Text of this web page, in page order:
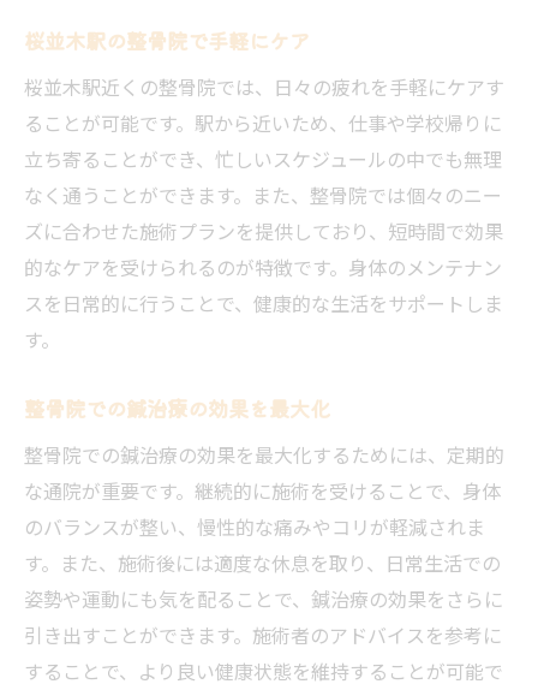
桜並木駅の整骨院で手軽にケア
桜並木駅近くの整骨院では、日々の疲れを手軽にケアす
ることが可能です。駅から近いため、仕事や学校帰りに
立ち寄ることができ、忙しいスケジュールの中でも無理
なく通うことができます。また、整骨院では個々のニー
ズに合わせた施術プランを提供しており、短時間で効果
的なケアを受けられるのが特徴です。身体のメンテナン
スを日常的に行うことで、健康的な生活をサポートしま
す。
整骨院での鍼治療の効果を最大化
整骨院での鍼治療の効果を最大化するためには、定期的
な通院が重要です。継続的に施術を受けることで、身体
のバランスが整い、慢性的な痛みやコリが軽減されま
す。また、施術後には適度な休息を取り、日常生活での
姿勢や運動にも気を配ることで、鍼治療の効果をさらに
引き出すことができます。施術者のアドバイスを参考に
することで、より良い健康状態を維持することが可能で